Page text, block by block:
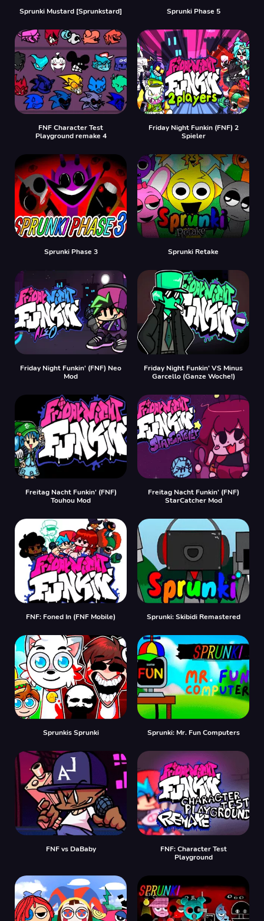
Sprunki Mustard [Sprunkstard] Sprunki Phase 5
FNF Character Test
Playground remake 4
Friday Night Funkin (FNF) 2
Spieler
Sprunki Phase 3 Sprunki Retake
Friday Night Funkin' (FNF) Neo
Mod
Friday Night Funkin' VS Minus
Garcello (Ganze Woche!)
Freitag Nacht Funkin' (FNF)
Touhou Mod
Freitag Nacht Funkin' (FNF)
StarCatcher Mod
FNF: Foned In (FNF Mobile) Sprunki: Skibidi Remastered
Sprunkis Sprunki Sprunki: Mr. Fun Computers
FNF vs DaBaby
FNF: Character Test
Playground